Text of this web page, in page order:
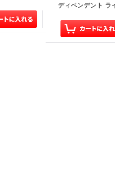
ディペンデント ラ